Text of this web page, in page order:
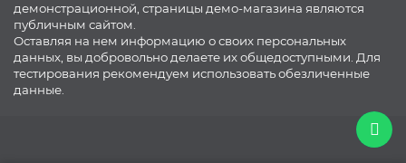
демонстрационной, страницы демо-магазина являются
публичным сайтом.
Оставляя на нем информацию о своих персональных
данных, вы добровольно делаете их общедоступными. Для
тестирования рекомендуем использовать обезличенные
данные.